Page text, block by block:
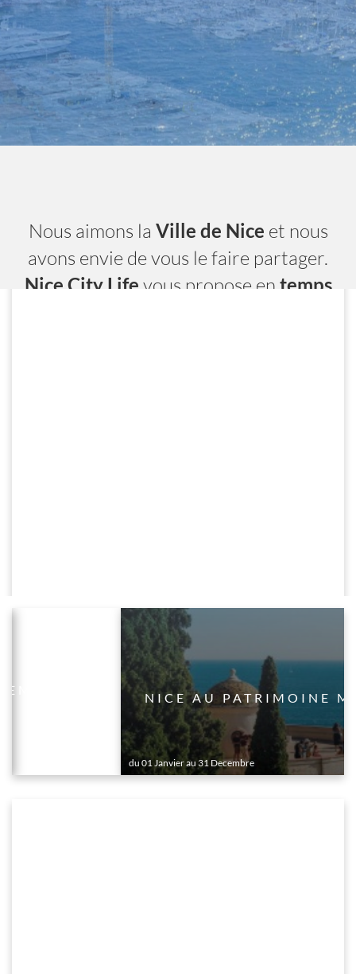
Nous aimons la Ville de Nice et nous
avons envie de vous le faire partager.
Nice City Life vous propose en temps
NICE AU PATRIMOINE
du 01 Janvier au 31 Decembre